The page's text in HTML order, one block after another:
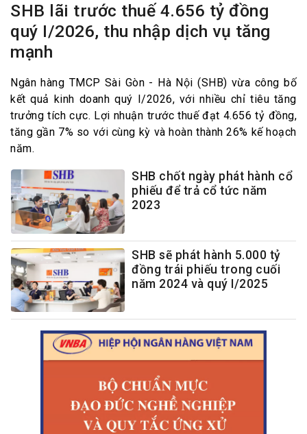
SHB lãi trước thuế 4.656 tỷ đồng
quý I/2026, thu nhập dịch vụ tăng
mạnh
Ngân hàng TMCP Sài Gòn - Hà Nội (SHB) vừa công bố
kết quả kinh doanh quý I/2026, với nhiều chỉ tiêu tăng
trưởng tích cực. Lợi nhuận trước thuế đạt 4.656 tỷ đồng,
tăng gần 7% so với cùng kỳ và hoàn thành 26% kế hoạch
năm.
SHB chốt ngày phát hành cổ
phiếu để trả cổ tức năm
2023
SHB sẽ phát hành 5.000 tỷ
đồng trái phiếu trong cuối
năm 2024 và quý I/2025